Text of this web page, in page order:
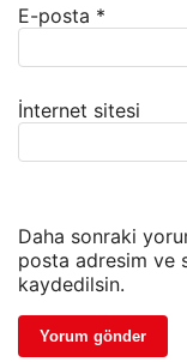
E-posta *
İnternet sitesi
Daha sonraki
posta adresim ve
kaydedilsin.